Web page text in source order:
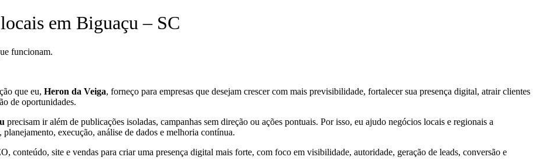
em Biguaçu – SC
funcionam.
que eu, Heron da Veiga, forneço para empresas que desejam crescer com mais previsibilidade, fortalecer sua presença digital, atrair clientes
de oportunidades.
precisam ir além de publicações isoladas, campanhas sem direção ou ações pontuais. Por isso, eu ajudo negócios locais e regionais a
execução, análise de dados e melhoria contínua.
conteúdo, site e vendas para criar uma presença digital mais forte, com foco em visibilidade, autoridade, geração de leads, conversão e